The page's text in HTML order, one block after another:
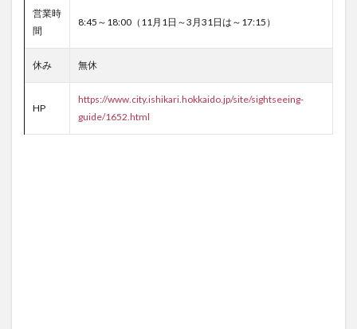
営業時
間
8:45～18:00（11月1日～3月31日は～17:15）
休み 無休
HP
https://www.city.ishikari.hokkaido.jp/site/sightseeing-
guide/1652.html